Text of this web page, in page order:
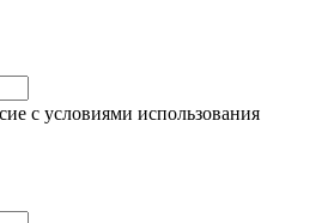
с условиями использования